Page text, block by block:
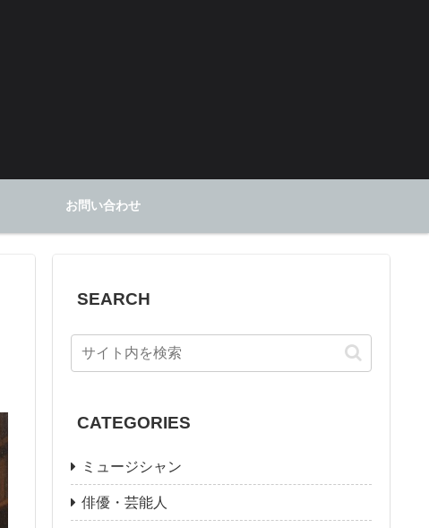
お問い合わせ
SEARCH
CATEGORIES
ミュージシャン
俳優・芸能人